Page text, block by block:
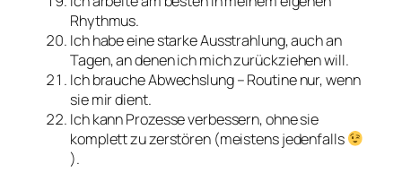
Rhythmus.
Ich habe eine starke Ausstrahlung, auch an
Tagen, an denen ich mich zurückziehen will.
Ich brauche Abwechslung – Routine nur, wenn
sie mir dient.
Ich kann Prozesse verbessern, ohne sie
komplett zu zerstören (meistens jedenfalls
).